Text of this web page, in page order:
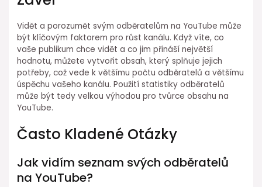
Vidět a porozumět svým odběratelům na YouTube může
být klíčovým faktorem pro růst kanálu. Když víte, co
vaše publikum chce vidět a co jim přináší největší
hodnotu, můžete vytvořit obsah, který splňuje jejich
potřeby, což vede k většímu počtu odběratelů a většímu
úspěchu vašeho kanálu. Použití statistiky odběratelů
může být tedy velkou výhodou pro tvůrce obsahu na
YouTube.
Často Kladené Otázky
Jak vidím seznam svých odběratelů
na YouTube?